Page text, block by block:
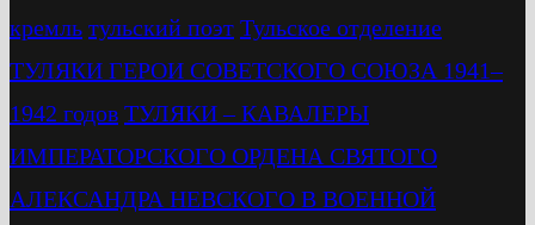
кремль тульский поэт Тульское отделение
ТУЛЯКИ ГЕРОИ СОВЕТСКОГО СОЮЗА 1941–
1942 годов ТУЛЯКИ – КАВАЛЕРЫ
ИМПЕРАТОРСКОГО ОРДЕНА СВЯТОГО
АЛЕКСАНДРА НЕВСКОГО В ВОЕННОЙ